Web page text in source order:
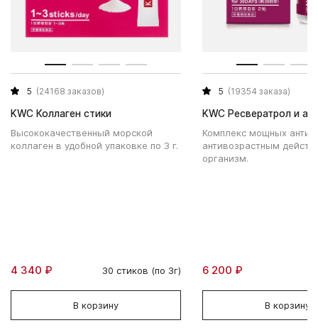
5 (24168 заказов)
KWC Коллаген стики
Высококачественный морской
коллаген в удобной упаковке по 3 г.
4 340 ₽ 30 стиков (по 3г)
В корзину
5 (19354 заказа)
KWC Ресвератрол и
Комплекс мощных
антивозрастным
организм.
6 200 ₽
В корзину